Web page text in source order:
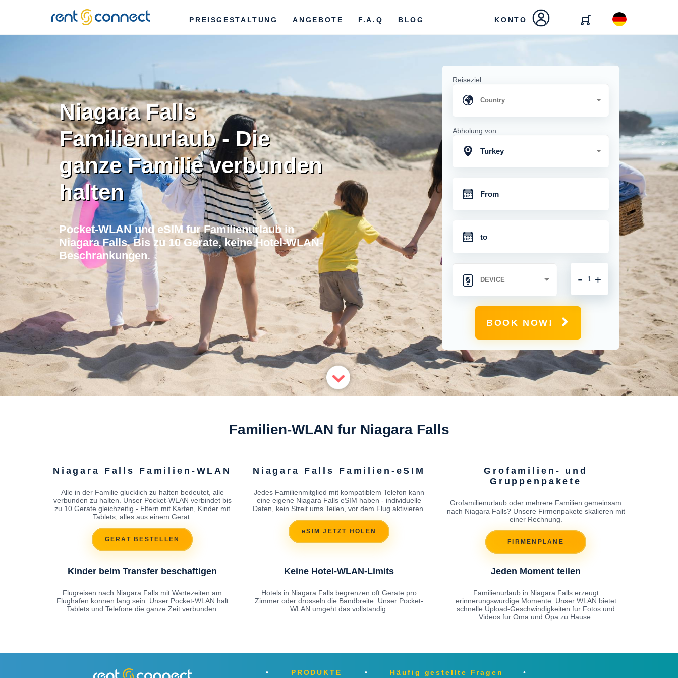
RENT'N
CONNECT
PREISGESTALTUNG ANGEBOTE F.A.Q BLOG KONTO
Niagara Falls
Familienurlaub - Die
ganze Familie verbunden
halten
Pocket-WLAN und eSIM fur Familienurlaub in
Niagara Falls. Bis zu 10 Gerate, keine Hotel-WLAN-
Beschrankungen.
Reiseziel:
Abholung von:
Turkey
+
-
BOOK NOW!
Familien-WLAN fur Niagara Falls
Niagara Falls Familien-WLAN
Alle in der Familie glucklich zu halten bedeutet, alle
verbunden zu halten. Unser Pocket-WLAN verbindet bis
zu 10 Gerate gleichzeitig - Eltern mit Karten, Kinder mit
Tablets, alles aus einem Gerat.
GERAT BESTELLEN
Niagara Falls Familien-eSIM
Jedes Familienmitglied mit kompatiblem Telefon kann
eine eigene Niagara Falls eSIM haben - individuelle
Daten, kein Streit ums Teilen, vor dem Flug aktivieren.
eSIM JETZT HOLEN
Grofamilien- und
Gruppenpakete
Grofamilienurlaub oder mehrere Familien gemeinsam
nach Niagara Falls? Unsere Firmenpakete skalieren mit
einer Rechnung.
FIRMENPLANE
Kinder beim Transfer beschaftigen
Flugreisen nach Niagara Falls mit Wartezeiten am
Flughafen konnen lang sein. Unser Pocket-WLAN halt
Tablets und Telefone die ganze Zeit verbunden.
Keine Hotel-WLAN-Limits
Hotels in Niagara Falls begrenzen oft Gerate pro
Zimmer oder drosseln die Bandbreite. Unser Pocket-
WLAN umgeht das vollstandig.
Jeden Moment teilen
Familienurlaub in Niagara Falls erzeugt
erinnerungswurdige Momente. Unser WLAN bietet
schnelle Upload-Geschwindigkeiten fur Fotos und
Videos fur Oma und Opa zu Hause.
PRODUKTE Häufig gestellte Fragen